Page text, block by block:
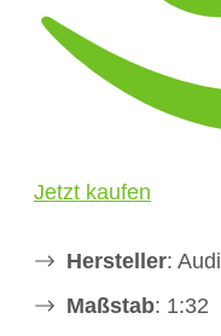
Jetzt kaufen
Hersteller: Audi
Maßstab: 1:32